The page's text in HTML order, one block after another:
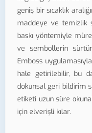
geniş bir sıcaklık
maddeye ve temizlik
baskı yöntemiyle
ve sembollerin
Emboss
hale getirilebilir, bu
dokunsal geri bildirim
etiketi uzun süre
için elverişli kılar.